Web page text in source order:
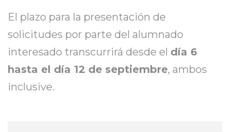
El plazo para la presentación de
solicitudes por parte del alumnado
interesado transcurrirá desde el día 6
hasta el día 12 de septiembre, ambos
inclusive.